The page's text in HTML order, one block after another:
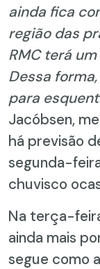
ainda fica
região das
RMC terá
Dessa
para
Jacóbsen,
há previsão
segunda-
chuvisco
Na terça-
ainda mais
segue como